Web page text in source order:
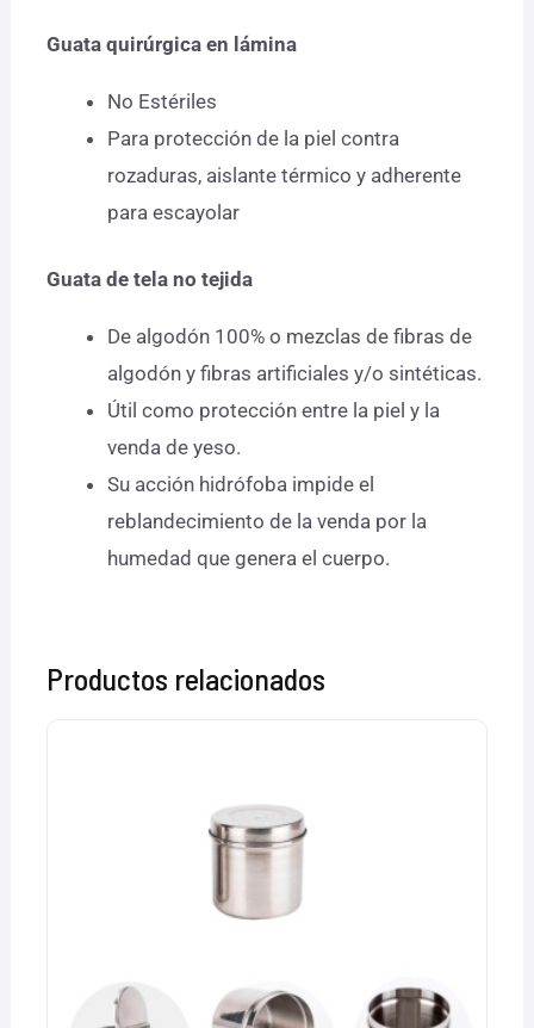
Guata quirúrgica en lámina
No Estériles
Para protección de la piel contra
rozaduras, aislante térmico y adherente
para escayolar
Guata de tela no tejida
De algodón 100% o mezclas de fibras de
algodón y fibras artificiales y/o sintéticas.
Útil como protección entre la piel y la
venda de yeso.
Su acción hidrófoba impide el
reblandecimiento de la venda por la
humedad que genera el cuerpo.
Productos relacionados